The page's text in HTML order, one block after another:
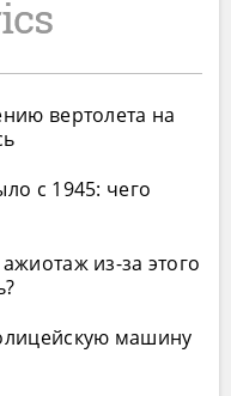
вертолета на
с 1945: чего
из-за этого
машину